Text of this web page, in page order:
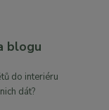
blogu
do interiéru
dát?